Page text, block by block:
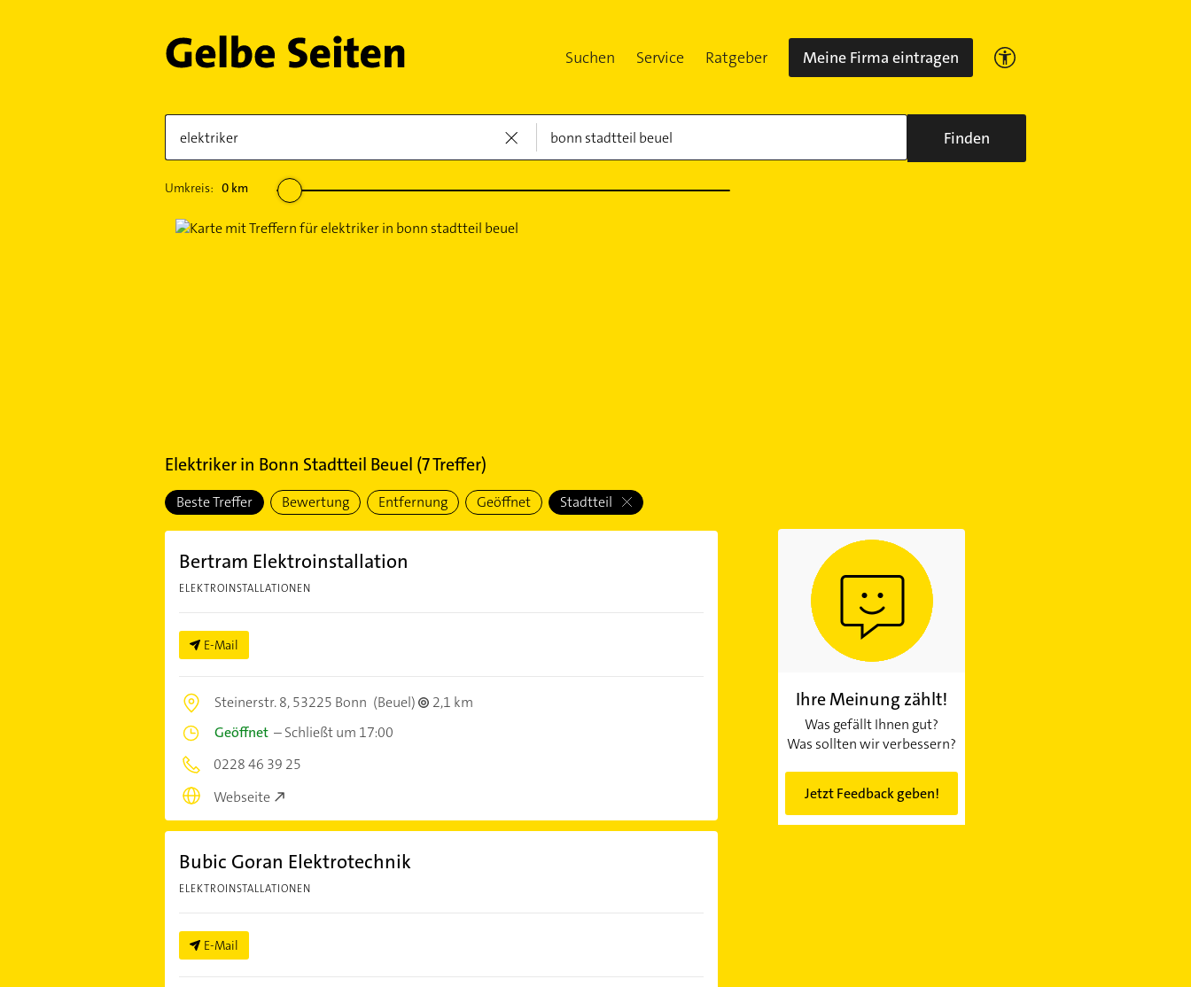
Suchen Service Ratgeber Meine Firma eintragen
Finden
Umkreis: 0km
Elektrikerin Bonn Stadtteil Beuel (7Treffer)
Beste Treffer Bewertung Entfernung Geöffnet Stadtteil
Bertram Elektroinstallation
ELEKTROINSTALLATIONEN
E-Mail
Steinerstr. 8,53225 Bonn (Beuel)
2,1 km
Geöffnet–Schließt um 17:00
0228 46 39 25
Webseite
Bubic Goran Elektrotechnik
ELEKTROINSTALLATIONEN
E-Mail
Ihre Meinung zählt!
Was gefällt Ihnen gut?
Was sollten wir verbessern?
Jetzt Feedback geben!